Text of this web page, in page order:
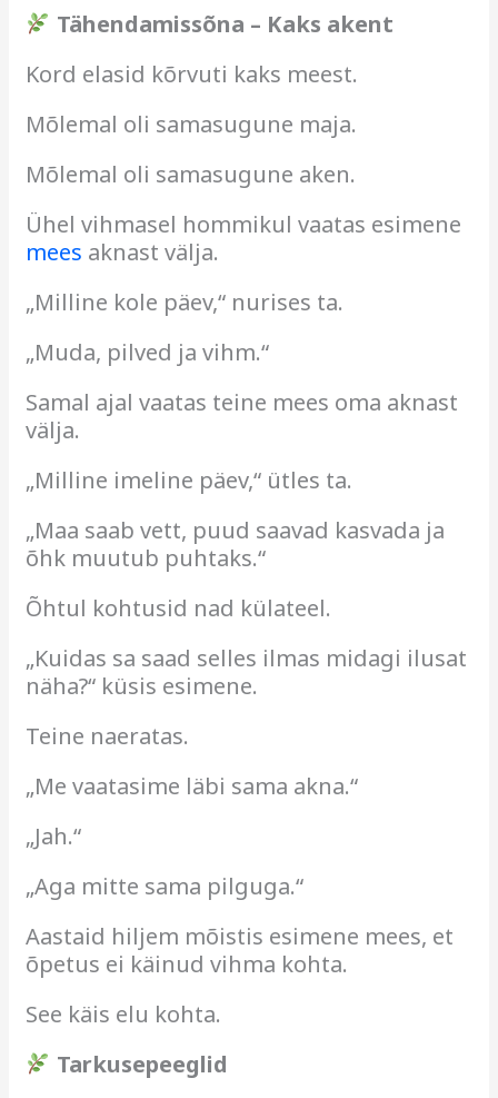
Tähendamissõna – Kaks akent
Kord elasid kõrvuti kaks meest.
Mõlemal oli samasugune maja.
Mõlemal oli samasugune aken.
Ühel vihmasel hommikul vaatas esimene
mees aknast välja.
„Milline kole päev,“ nurises ta.
„Muda, pilved ja vihm.“
Samal ajal vaatas teine mees oma aknast
välja.
„Milline imeline päev,“ ütles ta.
„Maa saab vett, puud saavad kasvada ja
õhk muutub puhtaks.“
Õhtul kohtusid nad külateel.
„Kuidas sa saad selles ilmas midagi ilusat
näha?“ küsis esimene.
Teine naeratas.
„Me vaatasime läbi sama akna.“
„Jah.“
„Aga mitte sama pilguga.“
Aastaid hiljem mõistis esimene mees, et
õpetus ei käinud vihma kohta.
See käis elu kohta.
Tarkusepeeglid